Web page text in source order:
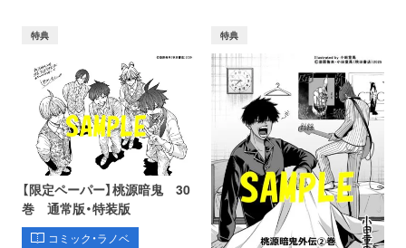
特典
【限定ペーパー】桃源暗鬼 30
巻 通常版・特装版
コミック・ラノベ
特典